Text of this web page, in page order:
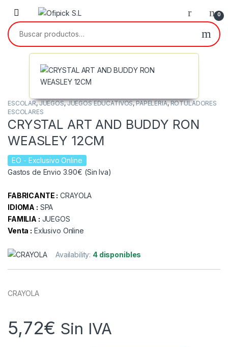
Skip to navigation
Skip to content
0
Buscar por:
ESCOLAR,JUEGOS,JUEGOS EDUCATIVOS,PAPELERIA,ROTULADORES
ESCOLARES
CRYSTAL ART AND BUDDY RON
WEASLEY 12CM
EO - Exclusivo Online
Gastos de Envio 3.90€ (Sin Iva)
FABRICANTE : CRAYOLA
IDIOMA : SPA
FAMILIA : JUEGOS
Venta : Exlusivo Online
Availability: 4 disponibles
CRAYOLA
5,72€ Sin IVA